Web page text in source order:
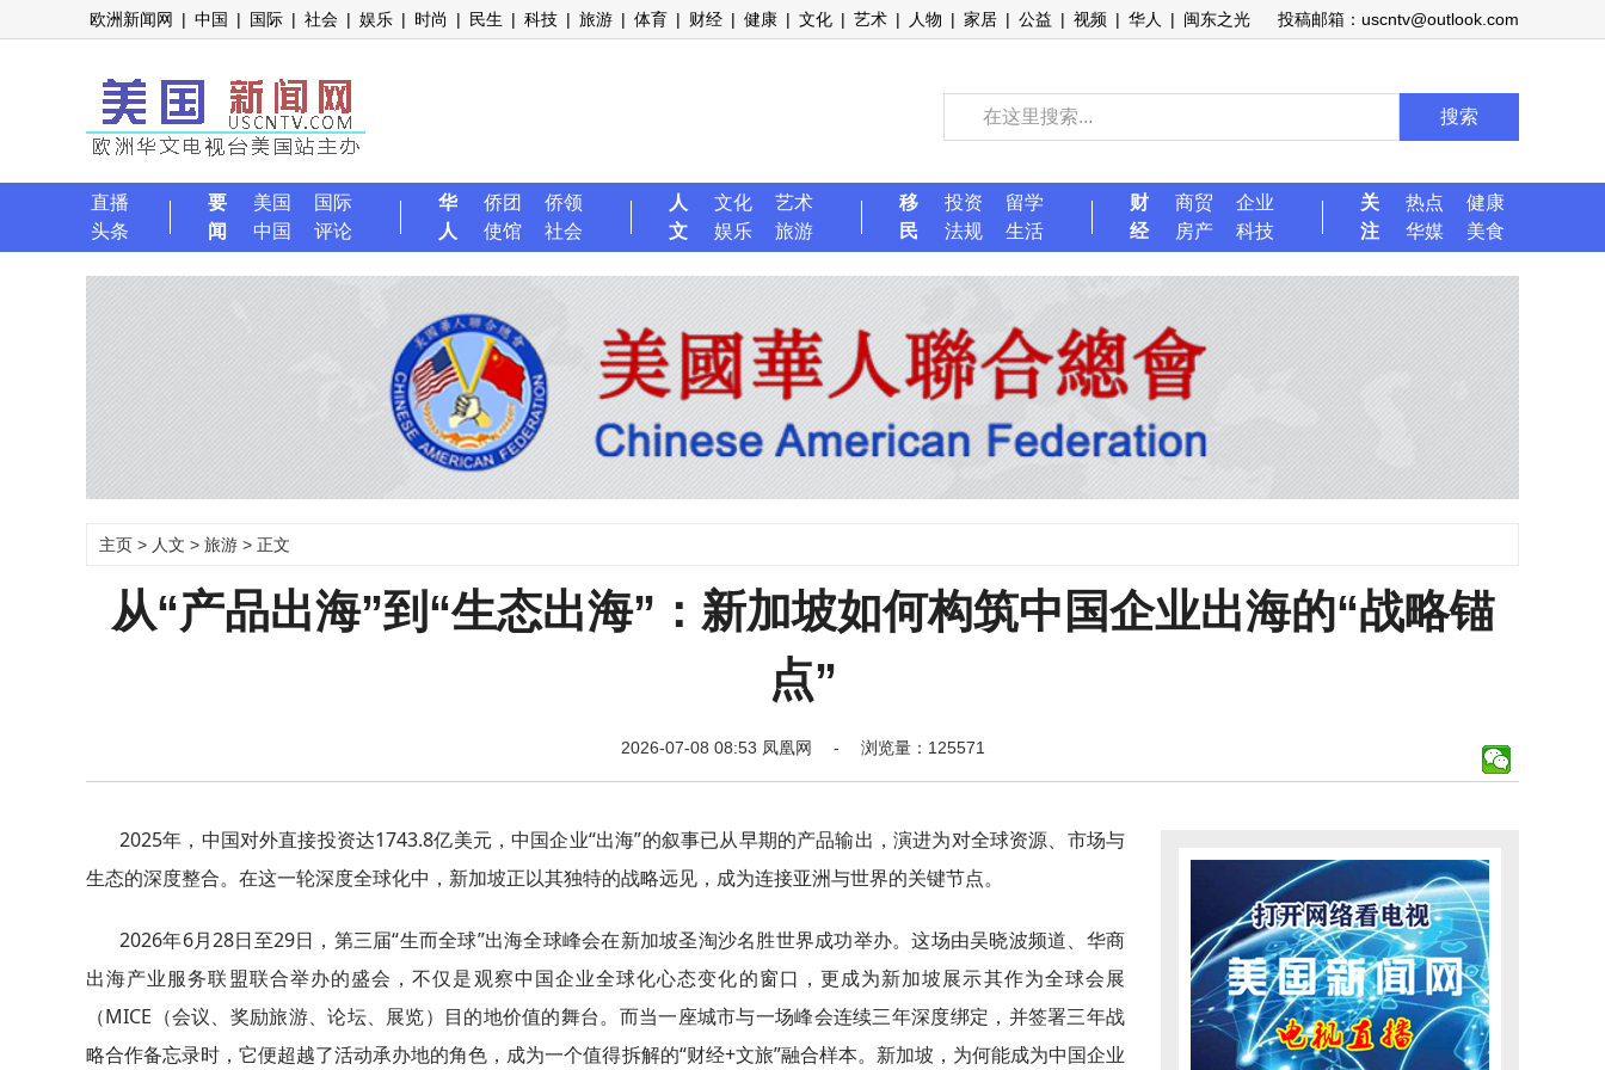
欧洲新闻网 | 中国 | 国际 | 社会 | 娱乐 | 时尚 | 民生 | 科技 | 旅游 | 体育 | 财经 | 健康 | 文化 | 艺术 | 人物 | 家居 | 公益 | 视频 | 华人 | 闽东之光 投稿邮箱：uscntv@outlook.com
搜索
直播
头条
要
闻
美国
国际
中国
评论
华
人
侨团
侨领
使馆
社会
人
文
文化
艺术
娱乐
旅游
移
民
投资
留学
法规
生活
财
经
商贸
企业
房产
科技
关
注
热点
健康
华媒
美食
主页 > 人文 > 旅游 > 正文
从“产品出海”到“生态出海”：新加坡如何构筑中国企业出海的“战略锚
点”
2026-07-08 08:53 凤凰网 - 浏览量：125571
2025年，中国对外直接投资达1743.8亿美元，中国企业“出海”的叙事已从早期的产品输出，演进为对全球资源、市场与
生态的深度整合。在这一轮深度全球化中，新加坡正以其独特的战略远见，成为连接亚洲与世界的关键节点。
2026年6月28日至29日，第三届“生而全球”出海全球峰会在新加坡圣淘沙名胜世界成功举办。这场由吴晓波频道、华商
出海产业服务联盟联合举办的盛会，不仅是观察中国企业全球化心态变化的窗口，更成为新加坡展示其作为全球会展
（MICE（会议、奖励旅游、论坛、展览）目的地价值的舞台。而当一座城市与一场峰会连续三年深度绑定，并签署三年战
略合作备忘录时，它便超越了活动承办地的角色，成为一个值得拆解的“财经+文旅”融合样本。新加坡，为何能成为中国企业